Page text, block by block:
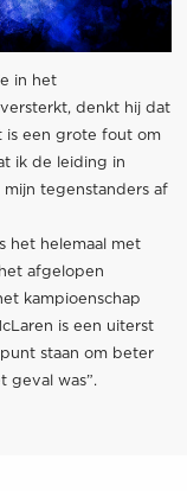
in het
denkt hij dat
is een grote fout om
ik de leiding in
mijn tegenstanders af
het helemaal met
afgelopen
kampioenschap
is een uiterst
staan om beter
geval was”.